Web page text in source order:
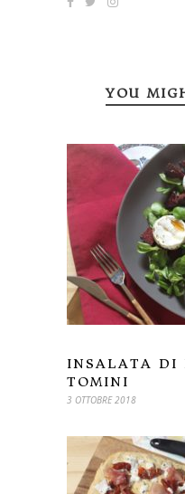
YOU
INSALATA DI
TOMINI
3 OTTOBRE 2018